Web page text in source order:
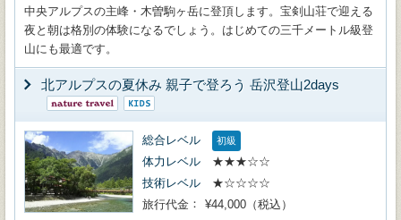
中央アルプスの主峰・木曽駒ヶ岳に登頂します。宝剣山荘で迎える
夜と朝は格別の体験になるでしょう。はじめての三千メートル級登
山にも最適です。
北アルプスの夏休み 親子で登ろう 岳沢登山2days
総合レベル 初級
体力レベル
★★★☆☆
技術レベル
★☆☆☆☆
旅行代金
¥44,000（税込）